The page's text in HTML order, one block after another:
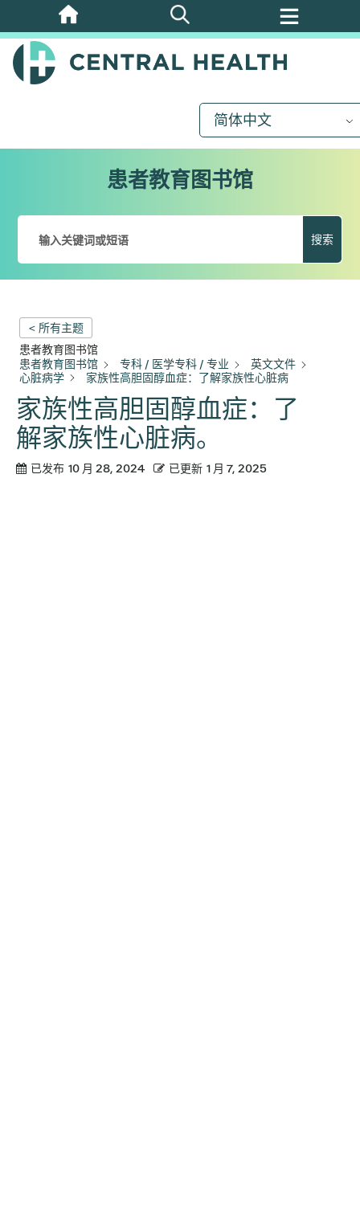
跳
至
主
简体中文
患者教育图书馆
搜索
< 所有主题
患者教育图书馆
患者教育图书馆
专科 / 医学专科 / 专业
英文文件
心脏病学
家族性高胆固醇血症：了解家族性心脏病
家族性高胆固醇血症：了
解家族性心脏病。
已发布 10 月 28, 2024 已更新 1 月 7, 2025